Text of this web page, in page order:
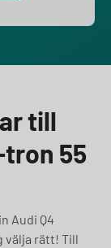
till
tron 55
Audi Q4
välja rätt! Till